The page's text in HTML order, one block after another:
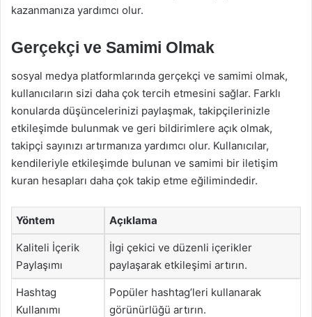
kazanmanıza yardımcı olur.
Gerçekçi ve Samimi Olmak
sosyal medya platformlarında gerçekçi ve samimi olmak,
kullanıcıların sizi daha çok tercih etmesini sağlar. Farklı
konularda düşüncelerinizi paylaşmak, takipçilerinizle
etkileşimde bulunmak ve geri bildirimlere açık olmak,
takipçi sayınızı artırmanıza yardımcı olur. Kullanıcılar,
kendileriyle etkileşimde bulunan ve samimi bir iletişim
kuran hesapları daha çok takip etme eğilimindedir.
Yöntem Açıklama
Kaliteli İçerik
Paylaşımı
İlgi çekici ve düzenli içerikler
paylaşarak etkileşimi artırın.
Hashtag
Kullanımı
Popüler hashtag’leri kullanarak
görünürlüğü artırın.